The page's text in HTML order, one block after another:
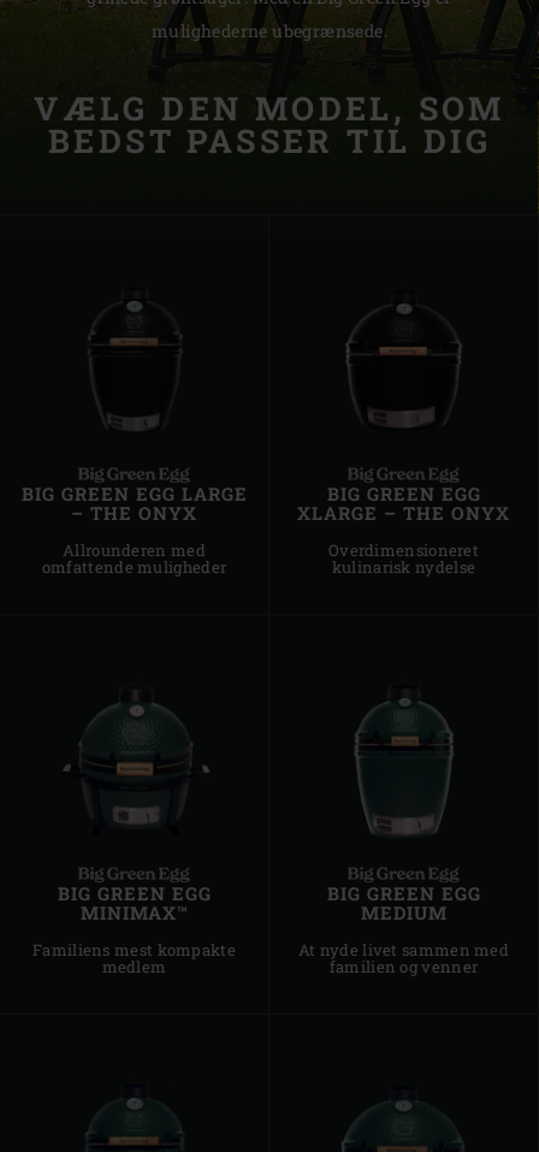
mulighederne ubegrænsede.
VÆLG DEN MODEL, SOM
BEDST PASSER TIL DIG
BIG GREEN EGG LARGE
– THE ONYX
Allrounderen med
omfattende muligheder
BIG GREEN EGG
XLARGE – THE ONYX
Overdimensioneret
kulinarisk nydelse
BIG GREEN EGG
MINIMAX™
Familiens mest kompakte
medlem
BIG GREEN EGG
MEDIUM
At nyde livet sammen med
familien og venner